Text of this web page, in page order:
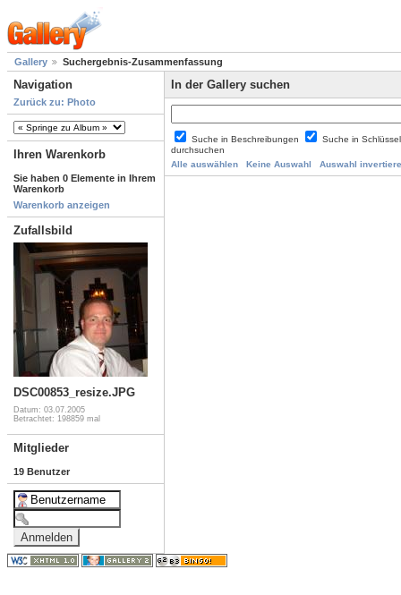
Gallery Suchergebnis-Zusammenfassung
Navigation
Zurück zu: Photo
Ihren Warenkorb
Sie haben 0 Elemente in Ihrem
Warenkorb
Warenkorb anzeigen
Zufallsbild
DSC00853_resize.JPG
Datum: 03.07.2005
Betrachtet: 198859 mal
Mitglieder
19 Benutzer
In der Gallery suchen
Suche in Beschreibungen
Suche in
durchsuchen
Alle auswählen
Keine Auswahl Auswahl